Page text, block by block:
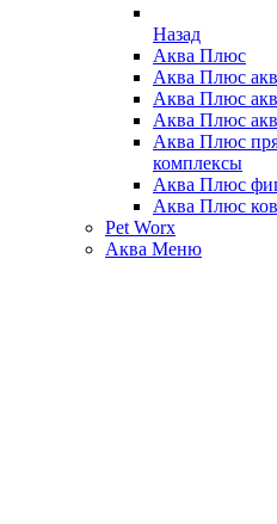
Назад
Аква Плюс
Аква Плюс
Аква Плюс
Аква Плюс
Аква Плюс
комплексы
Аква Плюс
Аква Плюс
Pet Worx
Аква Меню